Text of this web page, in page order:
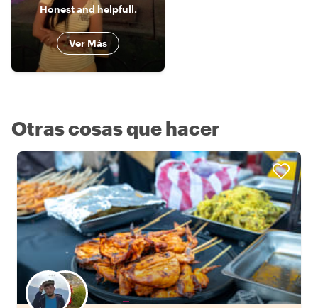
Honest and helpfull.
Ver Más
Otras cosas que hacer
Elige tu local favorito